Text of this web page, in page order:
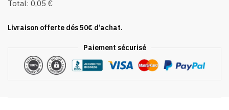
Total: 0,05 €
Livraison offerte dés 50€ d’achat.
Paiement sécurisé